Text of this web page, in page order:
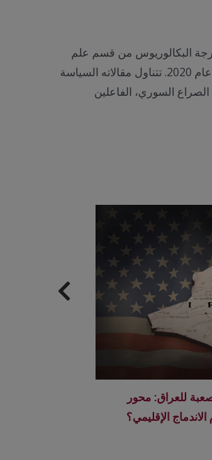
البكالوريوس من قسم علم
الاجتماع في جامعة إيجة عام 2016، وأكمل درجة الماجستير في قسم علم الاجتماع والأنثروبولوجيا للشرق الأوسط في جامعة مرمرة عام 2020. تتناول مقالاته السياسة
السوري، الفاعلين
للعراق: محور
الإقليمي؟